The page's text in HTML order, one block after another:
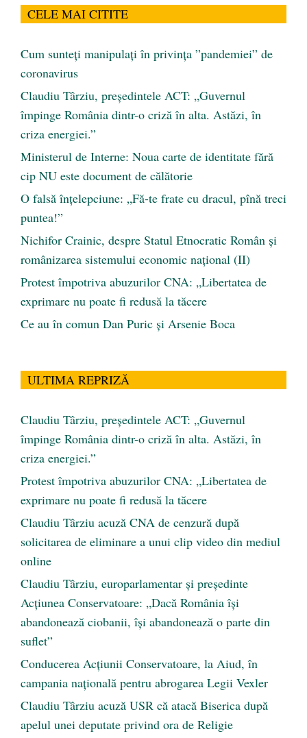
CELE MAI CITITE
Cum sunteți manipulați în privința ”pandemiei” de
coronavirus
Claudiu Târziu, președintele ACT: „Guvernul
împinge România dintr-o criză în alta. Astăzi, în
criza energiei.”
Ministerul de Interne: Noua carte de identitate fără
cip NU este document de călătorie
O falsă înțelepciune: „Fă-te frate cu dracul, pînă treci
puntea!”
Nichifor Crainic, despre Statul Etnocratic Român şi
românizarea sistemului economic naţional (II)
Protest împotriva abuzurilor CNA: „Libertatea de
exprimare nu poate fi redusă la tăcere
Ce au în comun Dan Puric şi Arsenie Boca
ULTIMA REPRIZĂ
Claudiu Târziu, președintele ACT: „Guvernul
împinge România dintr-o criză în alta. Astăzi, în
criza energiei.”
Protest împotriva abuzurilor CNA: „Libertatea de
exprimare nu poate fi redusă la tăcere
Claudiu Târziu acuză CNA de cenzură după
solicitarea de eliminare a unui clip video din mediul
online
Claudiu Târziu, europarlamentar și președinte
Acțiunea Conservatoare: „Dacă România își
abandonează ciobanii, își abandonează o parte din
suflet”
Conducerea Acțiunii Conservatoare, la Aiud, în
campania națională pentru abrogarea Legii Vexler
Claudiu Târziu acuză USR că atacă Biserica după
apelul unei deputate privind ora de Religie